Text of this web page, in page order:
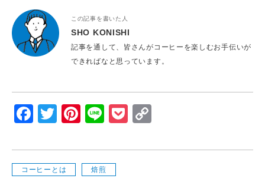
この記事を書いた人
SHO KONISHI
記事を通して、皆さんがコーヒーを楽しむお手伝いが
できればなと思っています。
Facebook
Twitter
Pinterest
LinePocket
コーヒーとは 焙煎